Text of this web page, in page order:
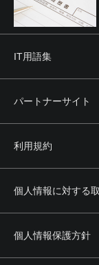
IT用語集
パートナーサイト
利用規約
個人情報に対する
個人情報保護方針